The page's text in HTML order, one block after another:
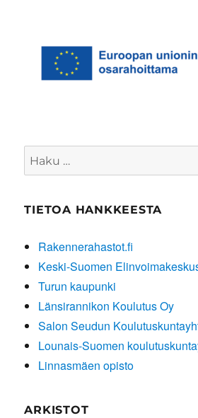
Etsi:
TIETOA HANKKEESTA
Rakennerahastot.fi
Keski-Suomen
Turun kaupunki
Länsirannikon Koulutus Oy
Salon Seudun
Lounais-Suomen
Linnasmäen opisto
ARKISTOT